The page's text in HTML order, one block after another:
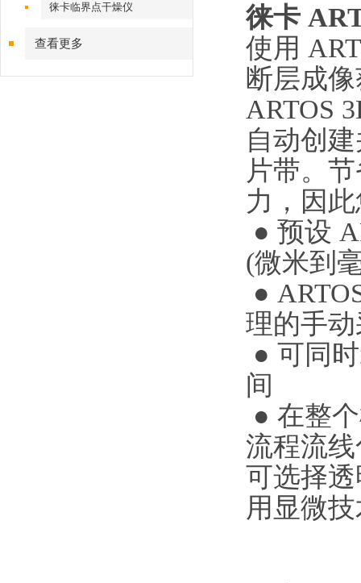
徕卡临界点干燥仪
查看更多
徕卡
使用
断层成
ARTOS
自动创
片带。
力，因
● 预设
(微米到
●
理的手
● 可同
间
● 在整
流程流
可选择
用显微